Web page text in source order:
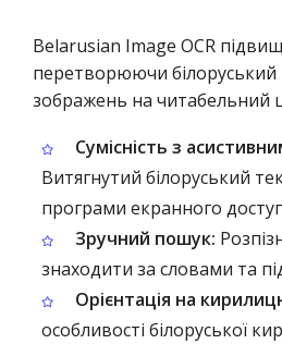
Belarusian Image OCR
перетворюючи білоруський
зображень на читабельний
Сумісність з
Витягнутий білоруський
програми екранного
Зручний пошук:
знаходити за словами та
Орієнтація на
особливості білоруської